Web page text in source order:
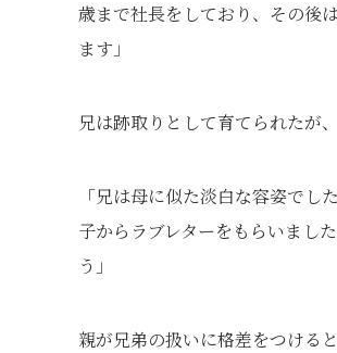
歳まで社長をしており、その後
ます」
兄は跡取りとして育てられたが
「兄は母に似た淡白な容姿で
子からラブレターをもらいまし
う」
親が兄弟の扱いに格差をつける